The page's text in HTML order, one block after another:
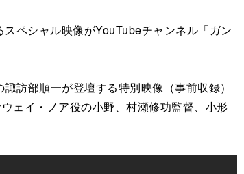
ペシャル映像がYouTubeチャンネル「ガン
訪部順一が登壇する特別映像（事前収録）
ェイ・ノア役の小野、村瀬修功監督、小形